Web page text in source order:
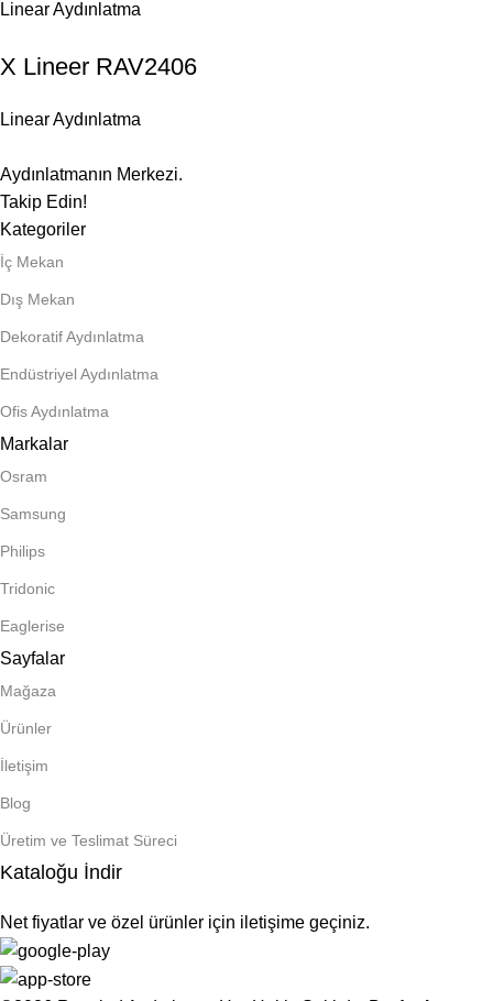
Linear Aydınlatma
X Lineer RAV2406
Linear Aydınlatma
Aydınlatmanın Merkezi.
Takip Edin!
Kategoriler
İç Mekan
Dış Mekan
Dekoratif Aydınlatma
Endüstriyel Aydınlatma
Ofis Aydınlatma
Markalar
Osram
Samsung
Philips
Tridonic
Eaglerise
Sayfalar
Mağaza
Ürünler
İletişim
Blog
Üretim ve Teslimat Süreci
Kataloğu İndir
Net fiyatlar ve özel ürünler için iletişime geçiniz.